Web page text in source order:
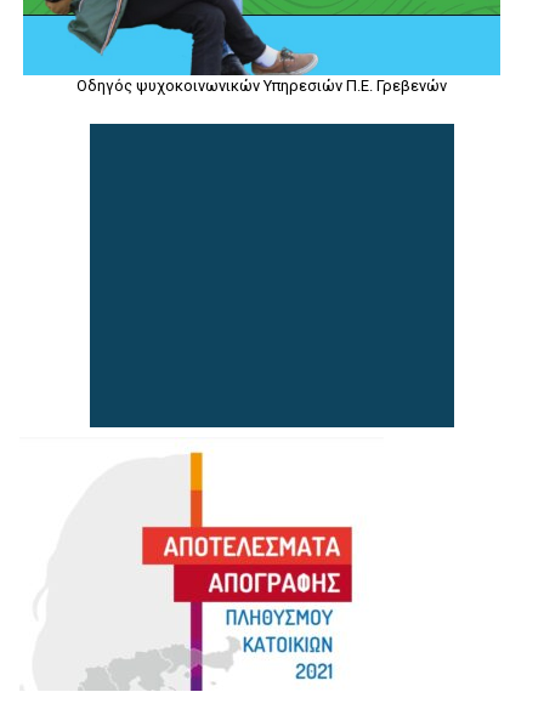
Οδηγός ψυχοκοινωνικών Υπηρεσιών Π.Ε. Γρεβενών